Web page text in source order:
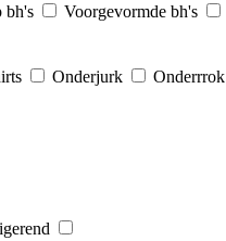
bh's Voorgevormde bh's
Onderjurk
Onderrrok